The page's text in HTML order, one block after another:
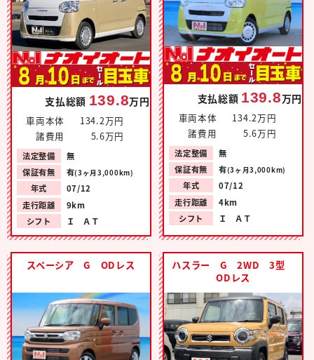
支払総額 139.8万円
車両本体
134.2万円
諸費用
5.6万円
法定整備
無
保証有無
有(3ヶ月3,000km)
年式
07/12
走行距離
9km
シフト
Ｉ ＡＴ
支払総額 139.8万円
車両本体
134.2万円
諸費用
5.6万円
法定整備
無
保証有無
有(3ヶ月3,000km)
年式
07/12
走行距離
4km
シフト
Ｉ ＡＴ
スペーシア G ODレス
ハスラー G 2WD 3型
ODレス